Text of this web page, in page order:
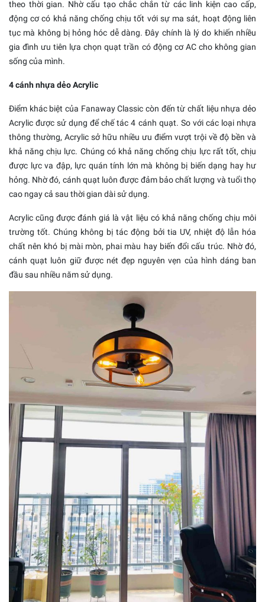
theo thời gian. Nhờ cấu tạo chắc chắn từ các linh kiện cao cấp,
động cơ có khả năng chống chịu tốt với sự ma sát, hoạt động liên
tục mà không bị hỏng hóc dễ dàng. Đây chính là lý do khiến nhiều
gia đình ưu tiên lựa chọn quạt trần có động cơ AC cho không gian
sống của mình.
4 cánh nhựa dẻo Acrylic
Điểm khác biệt của Fanaway Classic còn đến từ chất liệu nhựa dẻo
Acrylic được sử dụng để chế tác 4 cánh quạt. So với các loại nhựa
thông thường, Acrylic sở hữu nhiều ưu điểm vượt trội về độ bền và
khả năng chịu lực. Chúng có khả năng chống chịu lực rất tốt, chịu
được lực va đập, lực quán tính lớn mà không bị biến dạng hay hư
hỏng. Nhờ đó, cánh quạt luôn được đảm bảo chất lượng và tuổi thọ
cao ngay cả sau thời gian dài sử dụng.
Acrylic cũng được đánh giá là vật liệu có khả năng chống chịu môi
trường tốt. Chúng không bị tác động bởi tia UV, nhiệt độ lẫn hóa
chất nên khó bị mài mòn, phai màu hay biến đổi cấu trúc. Nhờ đó,
cánh quạt luôn giữ được nét đẹp nguyên vẹn của hình dáng ban
đầu sau nhiều năm sử dụng.